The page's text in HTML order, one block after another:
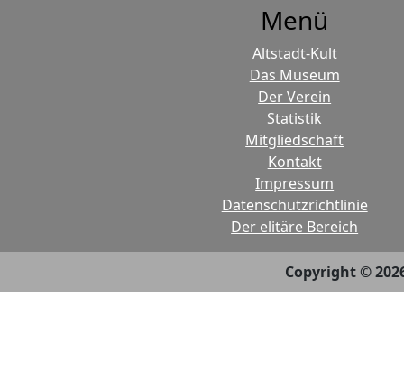
Menü
Altstadt-Kult
Das Museum
Der Verein
Statistik
Mitgliedschaft
Kontakt
Impressum
Datenschutzrichtlinie
Der elitäre Bereich
Copyright ©